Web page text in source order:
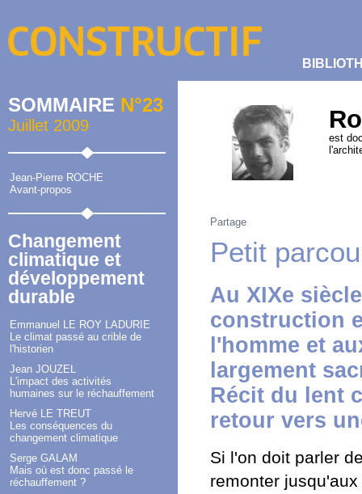
SOMMAIRE N°23
Juillet 2009
Jean-Pierre ROCHE
Avant-propos
Changement
climatique et
développement
durable
Emmanuel LE ROY LADURIE
Le climat passé au crible de
l'historien
Jean JOUZEL
L'impact des activités
humaines sur le réchauffement
Hervé LE TREUT
Les conséquences du
changement climatique
Serge GALAM
Mais où est donc passé le
réchauffement ?
est
Partage
Petit
Au XIXe
construction
l'homme et
largement
Récit du lent
retour vers
Si l'on doit parler
remonter